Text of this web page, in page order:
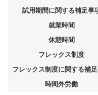
試用期間に関する補足事
就業時間
休憩時間
フレックス制度
フレックス制度に関する補
時間外労働